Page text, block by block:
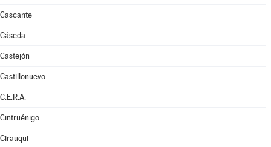
Cascante
Cáseda
Castejón
Castillonuevo
C.E.R.A.
Cintruénigo
Cirauqui